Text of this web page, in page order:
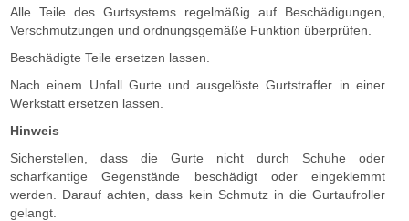
Alle Teile des Gurtsystems regelmäßig auf Beschädigungen,
Verschmutzungen und ordnungsgemäße Funktion überprüfen.
Beschädigte Teile ersetzen lassen.
Nach einem Unfall Gurte und ausgelöste Gurtstraffer in einer
Werkstatt ersetzen lassen.
Hinweis
Sicherstellen, dass die Gurte nicht durch Schuhe oder
scharfkantige Gegenstände beschädigt oder eingeklemmt
werden. Darauf achten, dass kein Schmutz in die Gurtaufroller
gelangt.